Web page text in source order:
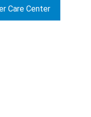
Care Center